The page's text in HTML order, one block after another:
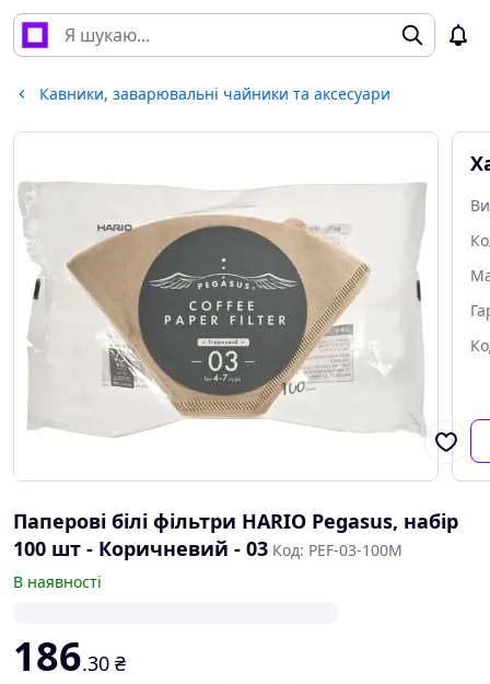
Кавники, заварювальні чайники та аксесуари
Паперові білі фільтри HARIO Pegasus, набір
100 шт - Коричневий - 03 Код: PEF-03-100M
В наявності
186.30 ₴